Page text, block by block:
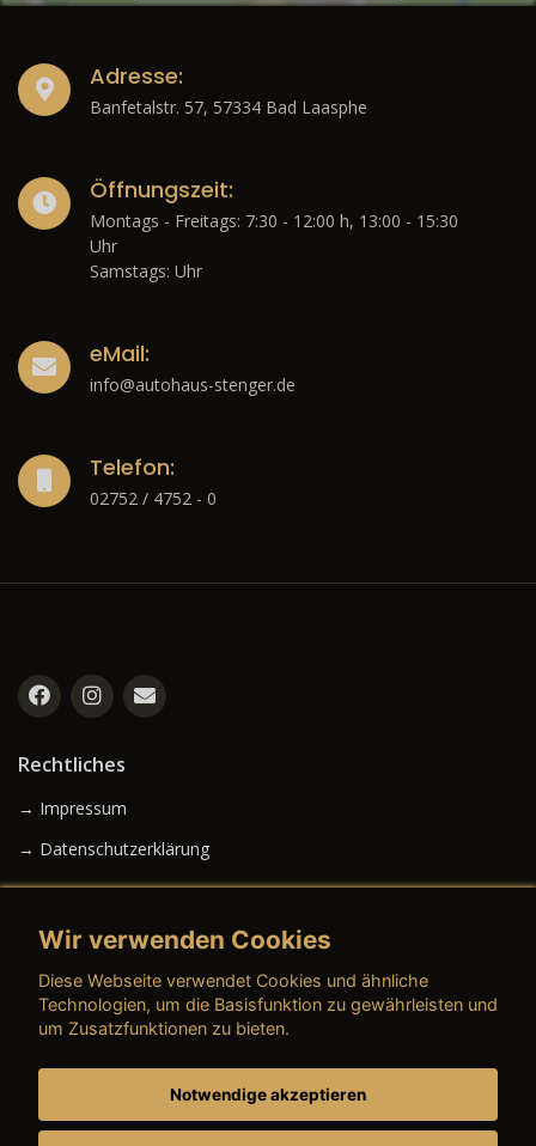
Adresse:
Banfetalstr. 57, 57334 Bad Laasphe
Öffnungszeit:
Montags - Freitags: 7:30 - 12:00 h, 13:00 - 15:30
Uhr
Samstags: Uhr
eMail:
info@autohaus-stenger.de
Telefon:
02752 / 4752 - 0
Rechtliches
→ Impressum
→ Datenschutzerklärung
→ AGB (Gebrauchtwagen)
→ AGB (Teile & Zubehör)
Wir verwenden Cookies
Diese Webseite verwendet Cookies und ähnliche
Technologien, um die Basisfunktion zu gewährleisten und
um Zusatzfunktionen zu bieten.
Notwendige akzeptieren